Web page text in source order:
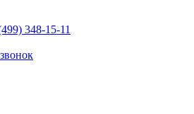
348-15-11